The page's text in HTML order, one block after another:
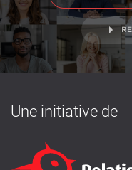
Une initiative de